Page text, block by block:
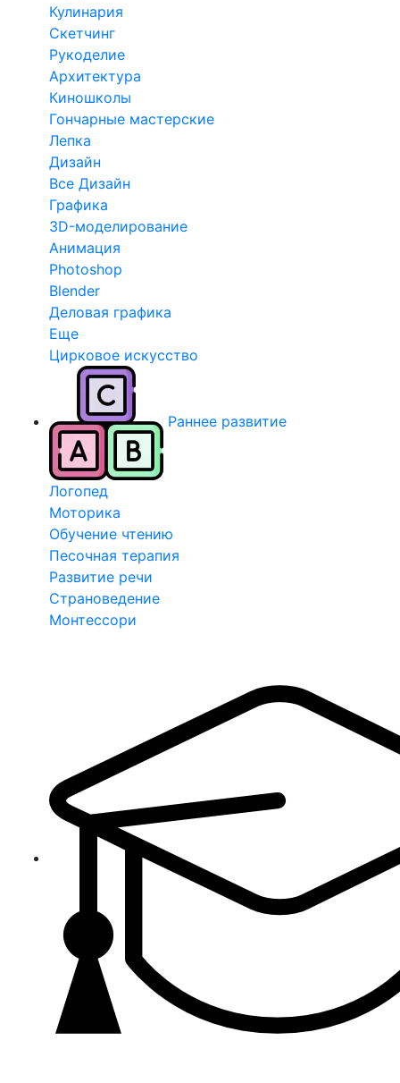
Кулинария
Скетчинг
Рукоделие
Архитектура
Киношколы
Гончарные мастерские
Лепка
Дизайн
Все Дизайн
Графика
3D-моделирование
Анимация
Photoshop
Blender
Деловая графика
Еще
Цирковое искусство
Раннее развитие
Логопед
Моторика
Обучение чтению
Песочная терапия
Развитие речи
Страноведение
Монтессори